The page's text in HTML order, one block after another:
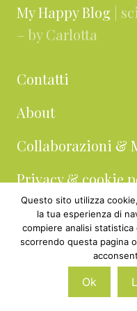
My Happy Blog |
– by Carlotta
Contatti
About
Collaborazioni &
Privacy & cookie
Questo sito utilizza
la tua esperienza di
compiere analisi
scorrendo questa pagina
Ok